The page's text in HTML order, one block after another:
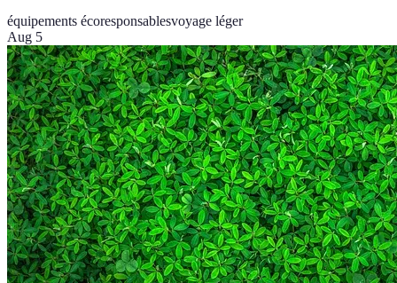
équipements écoresponsablesvoyage léger
Aug 5